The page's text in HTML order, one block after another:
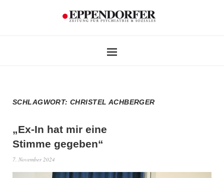
SCHLAGWORT:CHRISTEL ACHBERGER
„Ex-In hat mir eine
Stimme gegeben“
7. November 2024